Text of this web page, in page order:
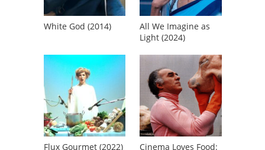
White God (2014)
All We Imagine as
Light (2024)
Flux Gourmet (2022) Cinema Loves Food: